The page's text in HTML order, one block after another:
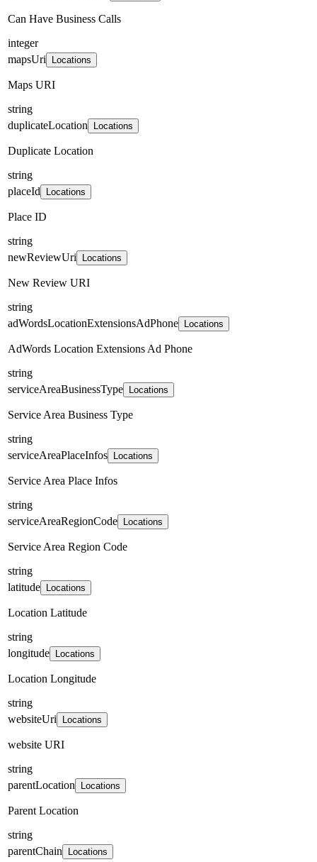
Can Have Business Calls
integer
mapsUri
Locations
Maps URI
string
duplicateLocation
Locations
Duplicate Location
string
placeId
Locations
Place ID
string
newReviewUri
Locations
New Review URI
string
adWordsLocationExtensionsAdPhone
Locations
AdWords Location Extensions Ad Phone
string
serviceAreaBusinessType
Locations
Service Area Business Type
string
serviceAreaPlaceInfos
Locations
Service Area Place Infos
string
serviceAreaRegionCode
Locations
Service Area Region Code
string
latitude
Locations
Location Latitude
string
longitude
Locations
Location Longitude
string
websiteUri
Locations
website URI
string
parentLocation
Locations
Parent Location
string
parentChain
Locations